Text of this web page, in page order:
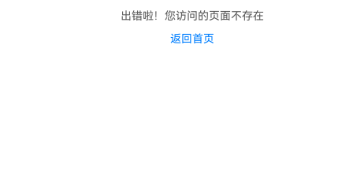
出错啦！您访问的页面不存在
返回首页